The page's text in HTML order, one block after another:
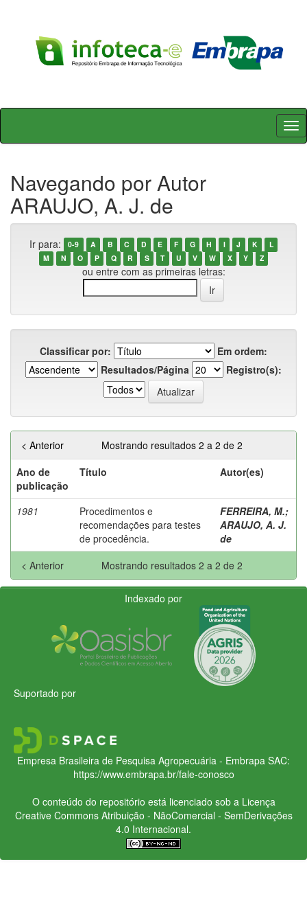
Skip
Navegando por Autor
ARAUJO, A. J. de
Ir para: 0-9 A B C D E F G H I J K
L
M
N O P Q R S T U V W X Y Z
ou entre com as primeiras letras:
Classificar por:
Em ordem:
Resultados/Página
Registro(s):
Mostrando resultados 2 a 2 de 2
< Anterior
Ano de
publicação
Título Autor(es)
1981
Procedimentos e
recomendações para testes
de procedência.
FERREIRA, M.;
ARAUJO, A. J.
de
Mostrando resultados 2 a 2 de 2
< Anterior
Indexado por
Suportado por
Empresa Brasileira de Pesquisa Agropecuária - Embrapa SAC:
https://www.embrapa.br/fale-conosco
O conteúdo do repositório está licenciado sob a Licença
Creative CommonsAtribuição - NãoComercial - SemDerivações
4.0 Internacional.